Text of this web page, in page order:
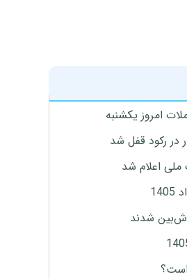
امروز یکشنبه
در رکود قفل شد
اعلام شد
شدند
است؟